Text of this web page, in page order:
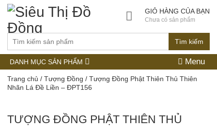
Tìm kiếm
GIỎ HÀNG CỦA BẠN
Chưa có sản phẩm
DANH MỤC SẢN PHẨM Menu
Trang chủ / Tượng Đồng / Tượng Đồng Phật Thiên Thủ Thiên
Nhãn Lá Đề Liền – ĐPT156
TƯỢNG ĐỒNG PHẬT THIÊN THỦ